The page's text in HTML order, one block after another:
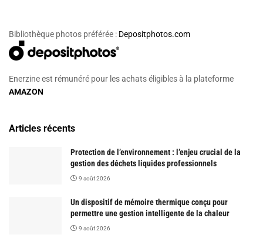
Bibliothèque photos préférée : Depositphotos.com
Enerzine est rémunéré pour les achats éligibles à la plateforme
AMAZON
Articles récents
Protection de l’environnement : l’enjeu crucial de la
gestion des déchets liquides professionnels
9 août 2026
Un dispositif de mémoire thermique conçu pour
permettre une gestion intelligente de la chaleur
9 août 2026